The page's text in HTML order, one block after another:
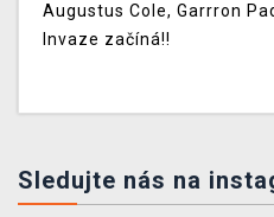
Augustus Cole, Garrron
Invaze začíná!!
Sledujte nás na